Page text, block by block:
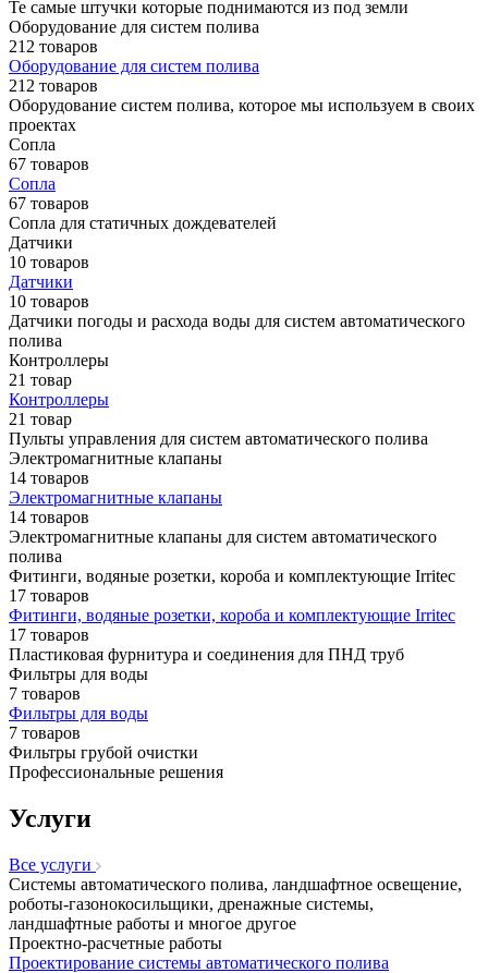
Те самые штучки которые поднимаются из под земли
Оборудование для систем полива
212 товаров
Оборудование для систем полива
212 товаров
Оборудование систем полива, которое мы используем в своих
проектах
Сопла
67 товаров
Сопла
67 товаров
Сопла для статичных дождевателей
Датчики
10 товаров
Датчики
10 товаров
Датчики погоды и расхода воды для систем автоматического
полива
Контроллеры
21 товар
Контроллеры
21 товар
Пульты управления для систем автоматического полива
Электромагнитные клапаны
14 товаров
Электромагнитные клапаны
14 товаров
Электромагнитные клапаны для систем автоматического
полива
Фитинги, водяные розетки, короба и комплектующие Irritec
17 товаров
Фитинги, водяные розетки, короба и комплектующие Irritec
17 товаров
Пластиковая фурнитура и соединения для ПНД труб
Фильтры для воды
7 товаров
Фильтры для воды
7 товаров
Фильтры грубой очистки
Профессиональные решения
Услуги
Все услуги
Системы автоматического полива, ландшафтное освещение,
роботы-газонокосильщики, дренажные системы,
ландшафтные работы и многое другое
Проектно-расчетные работы
Проектирование системы автоматического полива